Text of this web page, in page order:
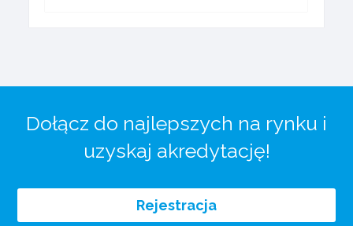
Dołącz do najlepszych na rynku i
uzyskaj akredytację!
Rejestracja